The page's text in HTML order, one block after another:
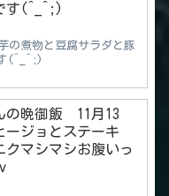
す(^_^;)
煮物と豆腐サラダと豚
(^_^;)
の晩御飯 11月13
ジョとステーキ
クマシマシお腹いっ